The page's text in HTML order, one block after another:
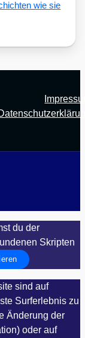
wie sie
du der
Skripten
sind auf
Surferlebnis zu
Änderung der
oder auf